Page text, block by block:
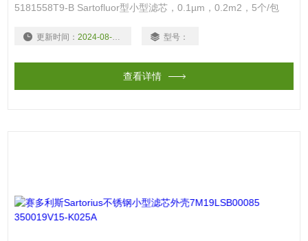
5181558T9-B Sartofluor型小型滤芯，0.1µm，0.2m2，5个/包
5181507T8-B Sart
更新时间： 2024-08-18 型号：
查看详情